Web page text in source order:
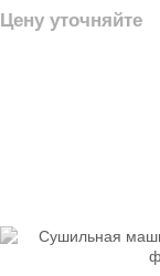
Цену уточняйте